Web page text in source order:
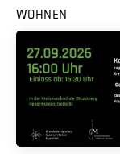
WOHNEN